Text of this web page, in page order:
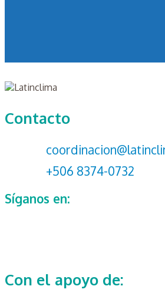
Contacto
+506 8374-0732
Síganos en:
Con el apoyo de: